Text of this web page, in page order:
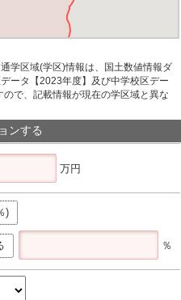
学区域(学区)情報は、国土数値情報ダ
ータ【2023年度】及び中学校区デー
で、記載情報が現在の学区域と異な
ンする
万円
)
％